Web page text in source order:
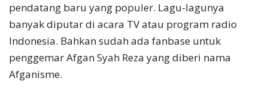
pendatang baru yang populer. Lagu-lagunya
banyak diputar di acara TV atau program radio
Indonesia. Bahkan sudah ada fanbase untuk
penggemar Afgan Syah Reza yang diberi nama
Afganisme.